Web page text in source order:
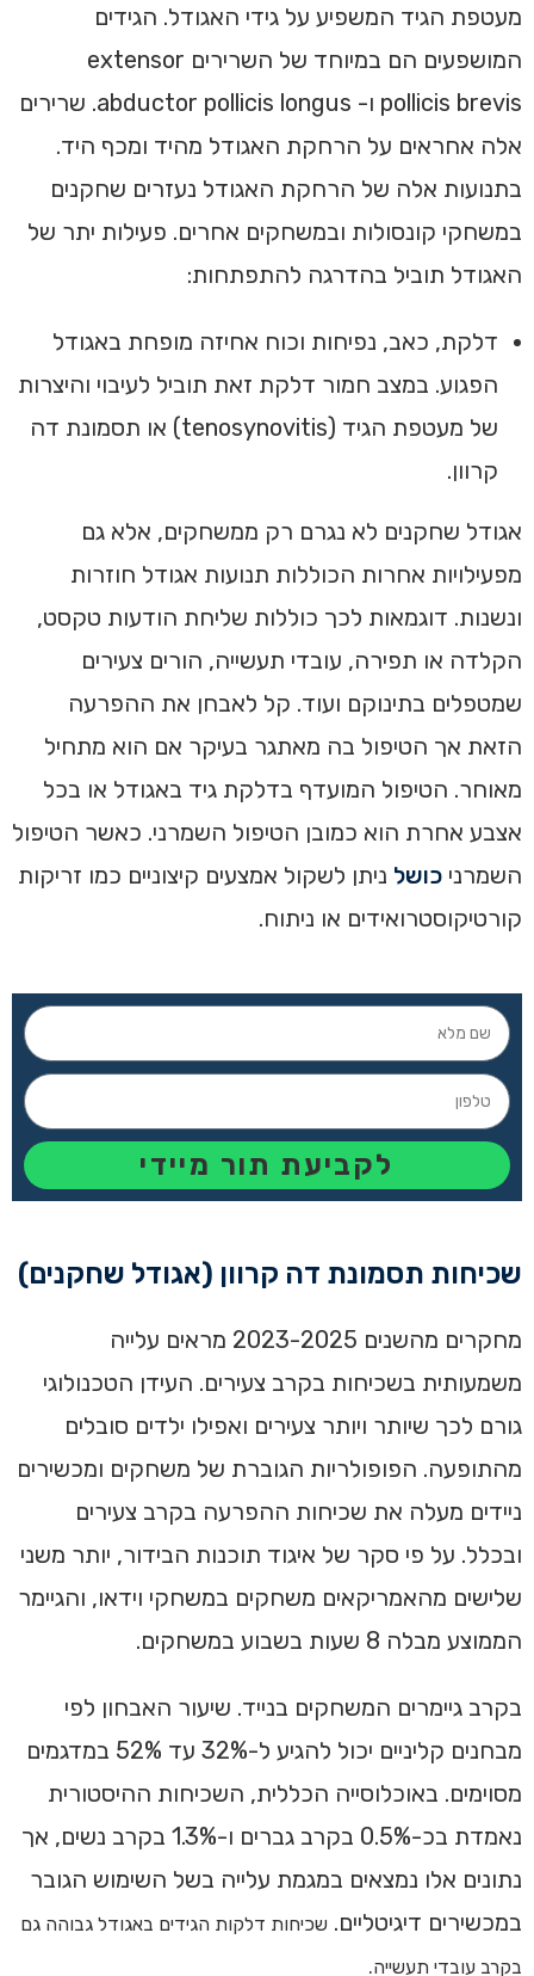
מעטפת הגיד המשפיע על גידי האגודל. הגידים
המושפעים הם במיוחד של השרירים extensor
pollicis brevis ו- abductor pollicis longus. שרירים
אלה אחראים על הרחקת האגודל מהיד ומכף היד.
בתנועות אלה של הרחקת האגודל נעזרים שחקנים
במשחקי קונסולות ובמשחקים אחרים. פעילות יתר של
האגודל תוביל בהדרגה להתפתחות:
דלקת, כאב, נפיחות וכוח אחיזה מופחת באגודל
הפגוע. במצב חמור דלקת זאת תוביל לעיבוי והיצרות
של מעטפת הגיד (tenosynovitis) או תסמונת דה
קרוון.
אגודל שחקנים לא נגרם רק ממשחקים, אלא גם
מפעילויות אחרות הכוללות תנועות אגודל חוזרות
ונשנות. דוגמאות לכך כוללות שליחת הודעות טקסט,
הקלדה או תפירה, עובדי תעשייה, הורים צעירים
שמטפלים בתינוקם ועוד. קל לאבחן את ההפרעה
הזאת אך הטיפול בה מאתגר בעיקר אם הוא מתחיל
מאוחר. הטיפול המועדף בדלקת גיד באגודל או בכל
אצבע אחרת הוא כמובן הטיפול השמרני. כאשר הטיפול
השמרני כושל ניתן לשקול אמצעים קיצוניים כמו זריקות
קורטיקוסטרואידים או ניתוח.
לקביעת תור מיידי
שכיחות תסמונת דה קרוון (אגודל שחקנים)
מחקרים מהשנים 2023-2025 מראים עלייה
משמעותית בשכיחות בקרב צעירים. העידן הטכנולוגי
גורם לכך שיותר ויותר צעירים ואפילו ילדים סובלים
מהתופעה. הפופולריות הגוברת של משחקים ומכשירים
ניידים מעלה את שכיחות ההפרעה בקרב צעירים
ובכלל. על פי סקר של איגוד תוכנות הבידור, יותר משני
שלישים מהאמריקאים משחקים במשחקי וידאו, והגיימר
הממוצע מבלה 8 שעות בשבוע במשחקים.
בקרב גיימרים המשחקים בנייד. שיעור האבחון לפי
מבחנים קליניים יכול להגיע ל-32% עד 52% במדגמים
מסוימים. באוכלוסייה הכללית, השכיחות ההיסטורית
נאמדת בכ-0.5% בקרב גברים ו-1.3% בקרב נשים, אך
נתונים אלו נמצאים במגמת עלייה בשל השימוש הגובר
במכשירים דיגיטליים. שכיחות דלקות הגידים באגודל גבוהה גם
בקרב עובדי תעשייה.